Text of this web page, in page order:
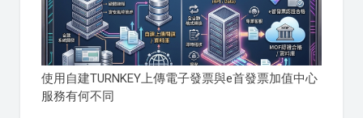
使用自建TURNKEY上傳電子發票與e首發票加值中心
服務有何不同